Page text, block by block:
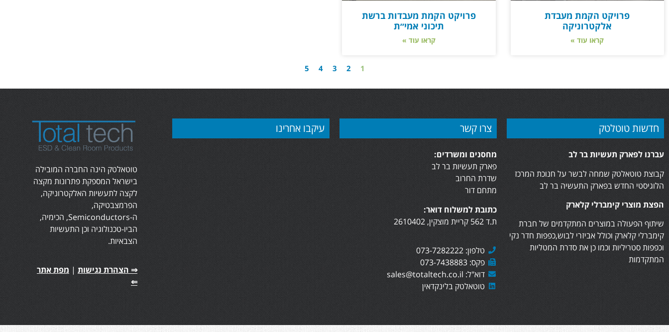
פרויקט הקמת מעבדת
אלקטרוניקה
קראו עוד »
פרויקט הקמת מעבדות ברשת
תיכוני אמי״ת
קראו עוד »
1
2
3
4
5
חדשות טוטלטק
עברנו לפארק תעשיות בר לב
קבוצת טוטאלטק שמחה לבשר על חנוכת המרכז
הלוגיסטי החדש בפארק התעשיה בר לב
הפצת מוצרי קימברלי קלארק
שיתוף הפעולה במוצרים המתקדמים של חברת
קימברלי קלארק וכולל אביזרי לבוש,כפפות חדר נקי
וכפפות סטריליות וכמו כן את סדרת המטליות
המתקדמות
צרו קשר
מחסנים ומשרדים:
פארק תעשיות בר לב
שדרת החרוב
מתחם דור
כתובת למשלוח דואר:
ת.ד 562 קריית מוצקין, 2610402
טלפון: 073-7282222
פקס: 073-7438883
דוא"ל: sales@totaltech.co.il
טוטאלטק בלינקדאין
עיקבו אחרינו
טוטאלטק הינה החברה המובילה
בישראל המספקת פתרונות מקצה
לקצה לתעשיות האלקטרוניקה,
הפרמצבטיקה,
ה-Semiconductors, הכימיה,
הביו-טכנולוגיה וכן התעשיות
הצבאיות.
⇒ הצהרת נגישות | מפת אתר
⇐